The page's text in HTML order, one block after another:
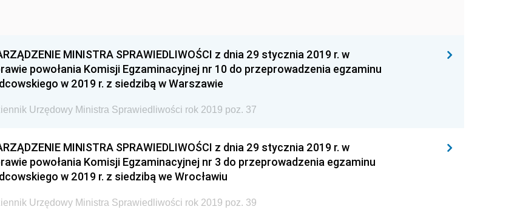
MINISTRA SPRAWIEDLIWOŚCI z dnia 29 stycznia 2019 r. w
powołania Komisji Egzaminacyjnej nr 10 do przeprowadzenia egzaminu
w 2019 r. z siedzibą w Warszawie
Urzędowy Ministra Sprawiedliwości rok 2019 poz. 37
MINISTRA SPRAWIEDLIWOŚCI z dnia 29 stycznia 2019 r. w
powołania Komisji Egzaminacyjnej nr 3 do przeprowadzenia egzaminu
w 2019 r. z siedzibą we Wrocławiu
Urzędowy Ministra Sprawiedliwości rok 2019 poz. 39